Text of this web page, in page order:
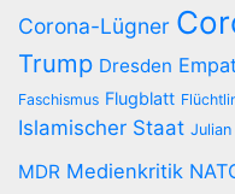
Corona-Lügner
Trump Dresden
Faschismus Flugblatt
Islamischer Staat
MDR Medienkritik